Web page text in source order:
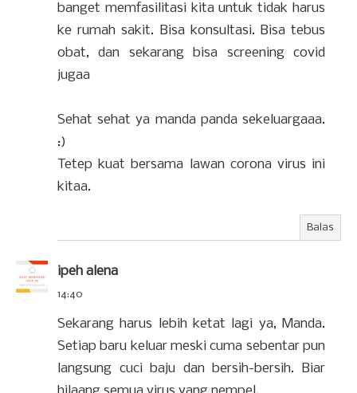
banget memfasilitasi kita untuk tidak harus
ke rumah sakit. Bisa konsultasi. Bisa tebus
obat, dan sekarang bisa screening covid
jugaa
Sehat sehat ya manda panda sekeluargaaa.
:)
Tetep kuat bersama lawan corona virus ini
kitaa.
Balas
ipeh alena
14:40
Sekarang harus lebih ketat lagi ya, Manda.
Setiap baru keluar meski cuma sebentar pun
langsung cuci baju dan bersih-bersih. Biar